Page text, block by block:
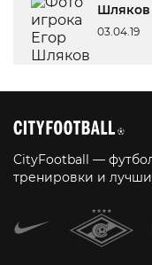
Шляков
03.04.19
CityFootball —
тренировки и